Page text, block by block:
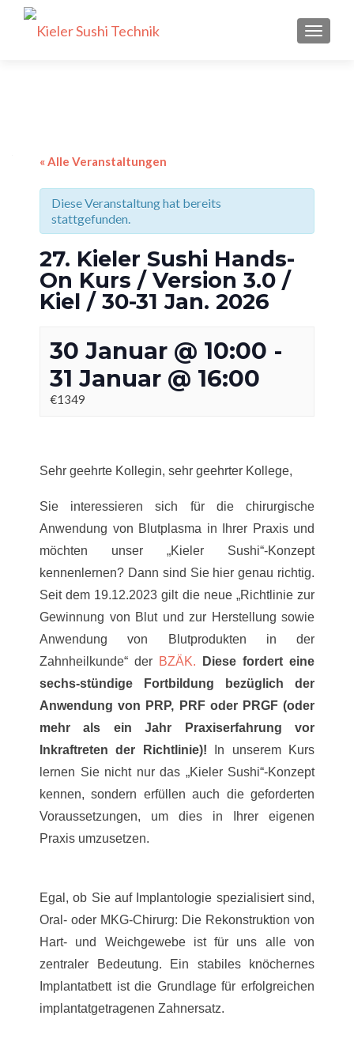
« Alle Veranstaltungen
Diese Veranstaltung hat bereits
stattgefunden.
27. Kieler Sushi Hands-
On Kurs / Version 3.0 /
Kiel / 30-31 Jan. 2026
30 Januar @ 10:00 -
31 Januar @ 16:00
€1349
Sehr geehrte Kollegin, sehr geehrter Kollege,
Sie interessieren sich für die chirurgische
Anwendung von Blutplasma in Ihrer Praxis und
möchten unser „Kieler Sushi“-Konzept
kennenlernen? Dann sind Sie hier genau richtig.
Seit dem 19.12.2023 gilt die neue „Richtlinie zur
Gewinnung von Blut und zur Herstellung sowie
Anwendung von Blutprodukten in der
Zahnheilkunde“ der BZÄK.
Diese fordert eine
sechs-stündige Fortbildung bezüglich der
Anwendung von PRP, PRF oder PRGF (oder
mehr als ein Jahr Praxiserfahrung vor
Inkraftreten der Richtlinie)! In unserem Kurs
lernen Sie nicht nur das „Kieler Sushi“-Konzept
kennen, sondern erfüllen auch die geforderten
Voraussetzungen, um dies in Ihrer eigenen
Praxis umzusetzen.
Egal, ob Sie auf Implantologie spezialisiert sind,
Oral- oder MKG-Chirurg: Die Rekonstruktion von
Hart- und Weichgewebe ist für uns alle von
zentraler Bedeutung. Ein stabiles knöchernes
Implantatbett ist die Grundlage für erfolgreichen
implantatgetragenen Zahnersatz.